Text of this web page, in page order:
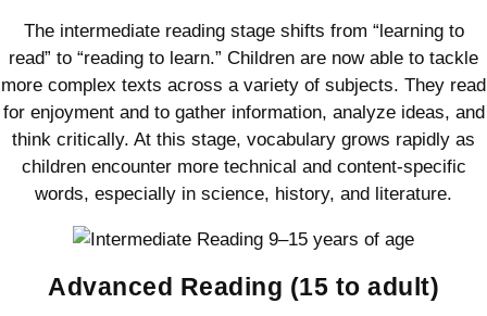
The intermediate reading stage shifts from “learning to
read” to “reading to learn.” Children are now able to tackle
more complex texts across a variety of subjects. They read
for enjoyment and to gather information, analyze ideas, and
think critically. At this stage, vocabulary grows rapidly as
children encounter more technical and content-specific
words, especially in science, history, and literature.
Advanced Reading (15 to adult)